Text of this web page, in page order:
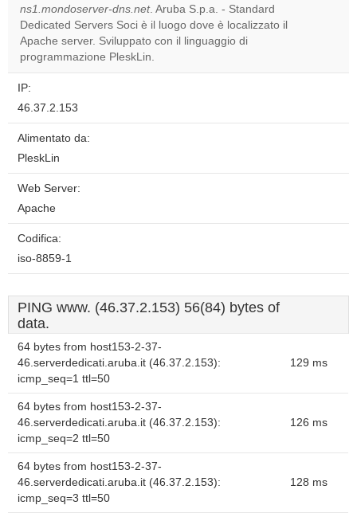
Do you
own this
website?
ns1.mondoserver-dns.net. Aruba S.p.a. - Standard
Dedicated Servers Soci è il luogo dove è localizzato il
Apache server. Sviluppato con il linguaggio di
programmazione PleskLin.
IP:
46.37.2.153
Alimentato da:
PleskLin
Web Server:
Apache
Codifica:
iso-8859-1
PING www. (46.37.2.153) 56(84) bytes of
data.
64 bytes from host153-2-37-
46.serverdedicati.aruba.it (46.37.2.153):
icmp_seq=1 ttl=50
129 ms
64 bytes from host153-2-37-
46.serverdedicati.aruba.it (46.37.2.153):
icmp_seq=2 ttl=50
126 ms
64 bytes from host153-2-37-
46.serverdedicati.aruba.it (46.37.2.153):
icmp_seq=3 ttl=50
128 ms